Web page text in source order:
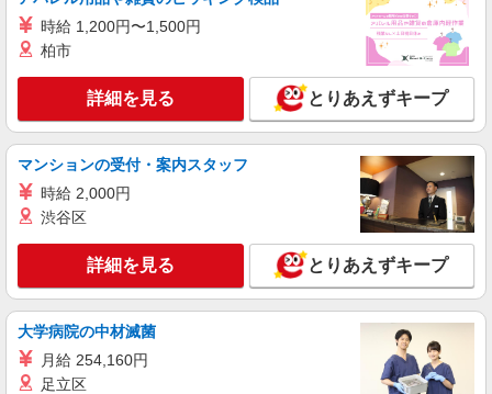
代を1分単位で別途支給します。 ※給与は経験や
前職給与に応じて決定します。
羽田グランドエール （東京都大田区羽田空港
2丁目7番1号）
キープ 詳細を見る
アルバイト パート
そんぽの家 大森西
時給1360円〜1510円 ※経験等による ★早朝時
給設定あり ★希望収入がありましたら、ご相談い
ただければ希望条件に合うかの確認もいたしま
す。 ★時間外手当別途支給 ★上記金額は働きがい
向上手当を含みます。 ★働きがい向上手当※26年
6月改定（地域により異なる） 社会保険加入者
は更に＋50円
東京都大田区大森西7-6-30
詳細を見る
アルバイト パート
コンパスグループ・ジャパン株式会社 21556_p
時給 1,200円〜1,500円
柏市
詳細を見る とりあえずキープ
マンションの受付・案内スタッフ
時給 2,000円
渋谷区
詳細を見る とりあえずキープ
大学病院の中材滅菌
月給 254,160円
足立区